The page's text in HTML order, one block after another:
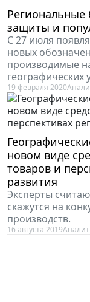
защиты и
С 27 июля
новых
производимые
географических
19 февраля 2020
новом виде
товаров и
развития
Эксперты
скажутся на
производств.
16 августа 2019